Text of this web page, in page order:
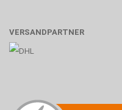
VERSANDPARTNER